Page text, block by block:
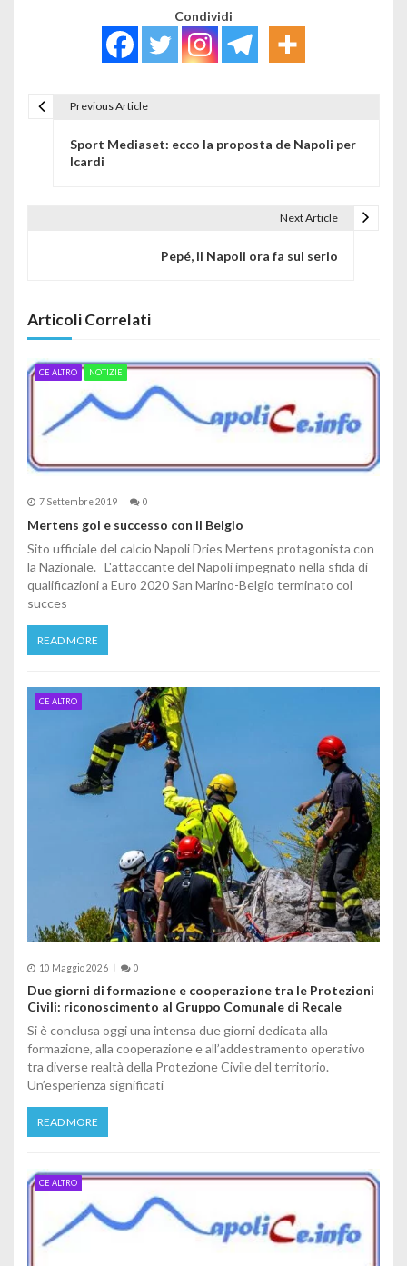
Condividi
Previous Article
Sport Mediaset: ecco la proposta de Napoli per
Icardi
Next Article
Pepé, il Napoli ora fa sul serio
Articoli Correlati
CE ALTRO NOTIZIE
7 Settembre 2019 0
Mertens gol e successo con il Belgio
Sito ufficiale del calcio Napoli Dries Mertens protagonista con
la Nazionale. L'attaccante del Napoli impegnato nella sfida di
qualificazioni a Euro 2020 San Marino-Belgio terminato col
succes
READ MORE
CE ALTRO
10 Maggio 2026 0
Due giorni di formazione e cooperazione tra le Protezioni
Civili: riconoscimento al Gruppo Comunale di Recale
Si è conclusa oggi una intensa due giorni dedicata alla
formazione, alla cooperazione e all’addestramento operativo
tra diverse realtà della Protezione Civile del territorio.
Un’esperienza significati
READ MORE
CE ALTRO